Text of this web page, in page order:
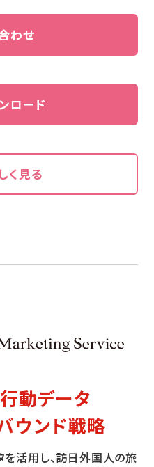
わせ
ロード
く見る
動データ
ウンド戦略
活用し、訪日外国人の旅